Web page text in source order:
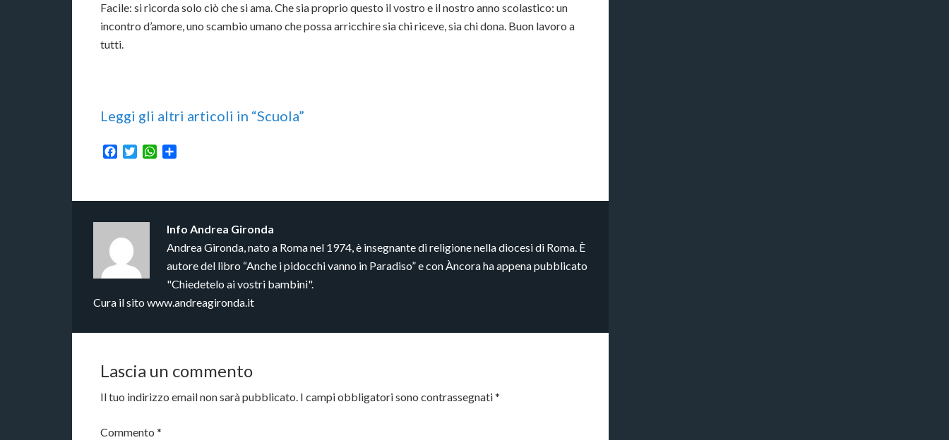
Facile: si ricorda solo ciò che si ama. Che sia proprio questo il vostro e il nostro anno scolastico: un
incontro d’amore, uno scambio umano che possa arricchire sia chi riceve, sia chi dona. Buon lavoro a
tutti.
Leggi gli altri articoli in “Scuola”
Facebook
TwitterWhatsApp
Info Andrea Gironda
Andrea Gironda, nato a Roma nel 1974, è insegnante di religione nella diocesi di Roma. È
autore del libro “Anche i pidocchi vanno in Paradiso” e con Àncora ha appena pubblicato
"Chiedetelo ai vostri bambini".
Cura il sito www.andreagironda.it
Lascia un commento
Il tuo indirizzo email non sarà pubblicato. I campi obbligatori sono contrassegnati*
Commento *